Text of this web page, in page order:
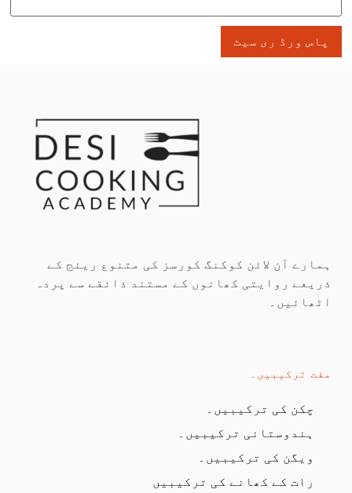
پاس ورڈ ری سیٹ
ہمارے آن لائن کوکنگ کورسز کی متنوع رینج کے
ذریعے روایتی کھانوں کے مستند ذائقے سے پردہ
اٹھائیں۔
مفت ترکیبیں۔
چکن کی ترکیبیں۔
ہندوستانی ترکیبیں۔
ویگن کی ترکیبیں۔
رات کے کھانے کی ترکیبیں